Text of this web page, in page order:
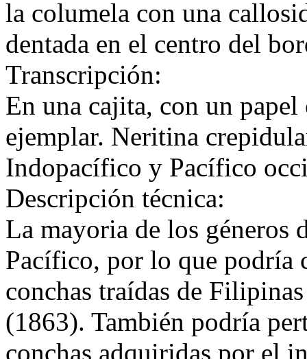
la columela con una
dentada en el centro del
Transcripción:
En una cajita, con un
ejemplar. Neritina
Indopacífico y Pacífico
Descripción técnica:
La mayoria de los géneros
Pacífico, por lo que podría
conchas traídas de
(1863). También podría
conchas adquiridas por el